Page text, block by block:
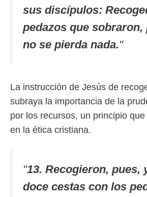
sus discípulos:
pedazos que sobraron,
no se pierda nada."
La instrucción de Jesús de
subraya la importancia de la
por los recursos, un principio
en la ética cristiana.
"13. Recogieron, pues,
doce cestas con los